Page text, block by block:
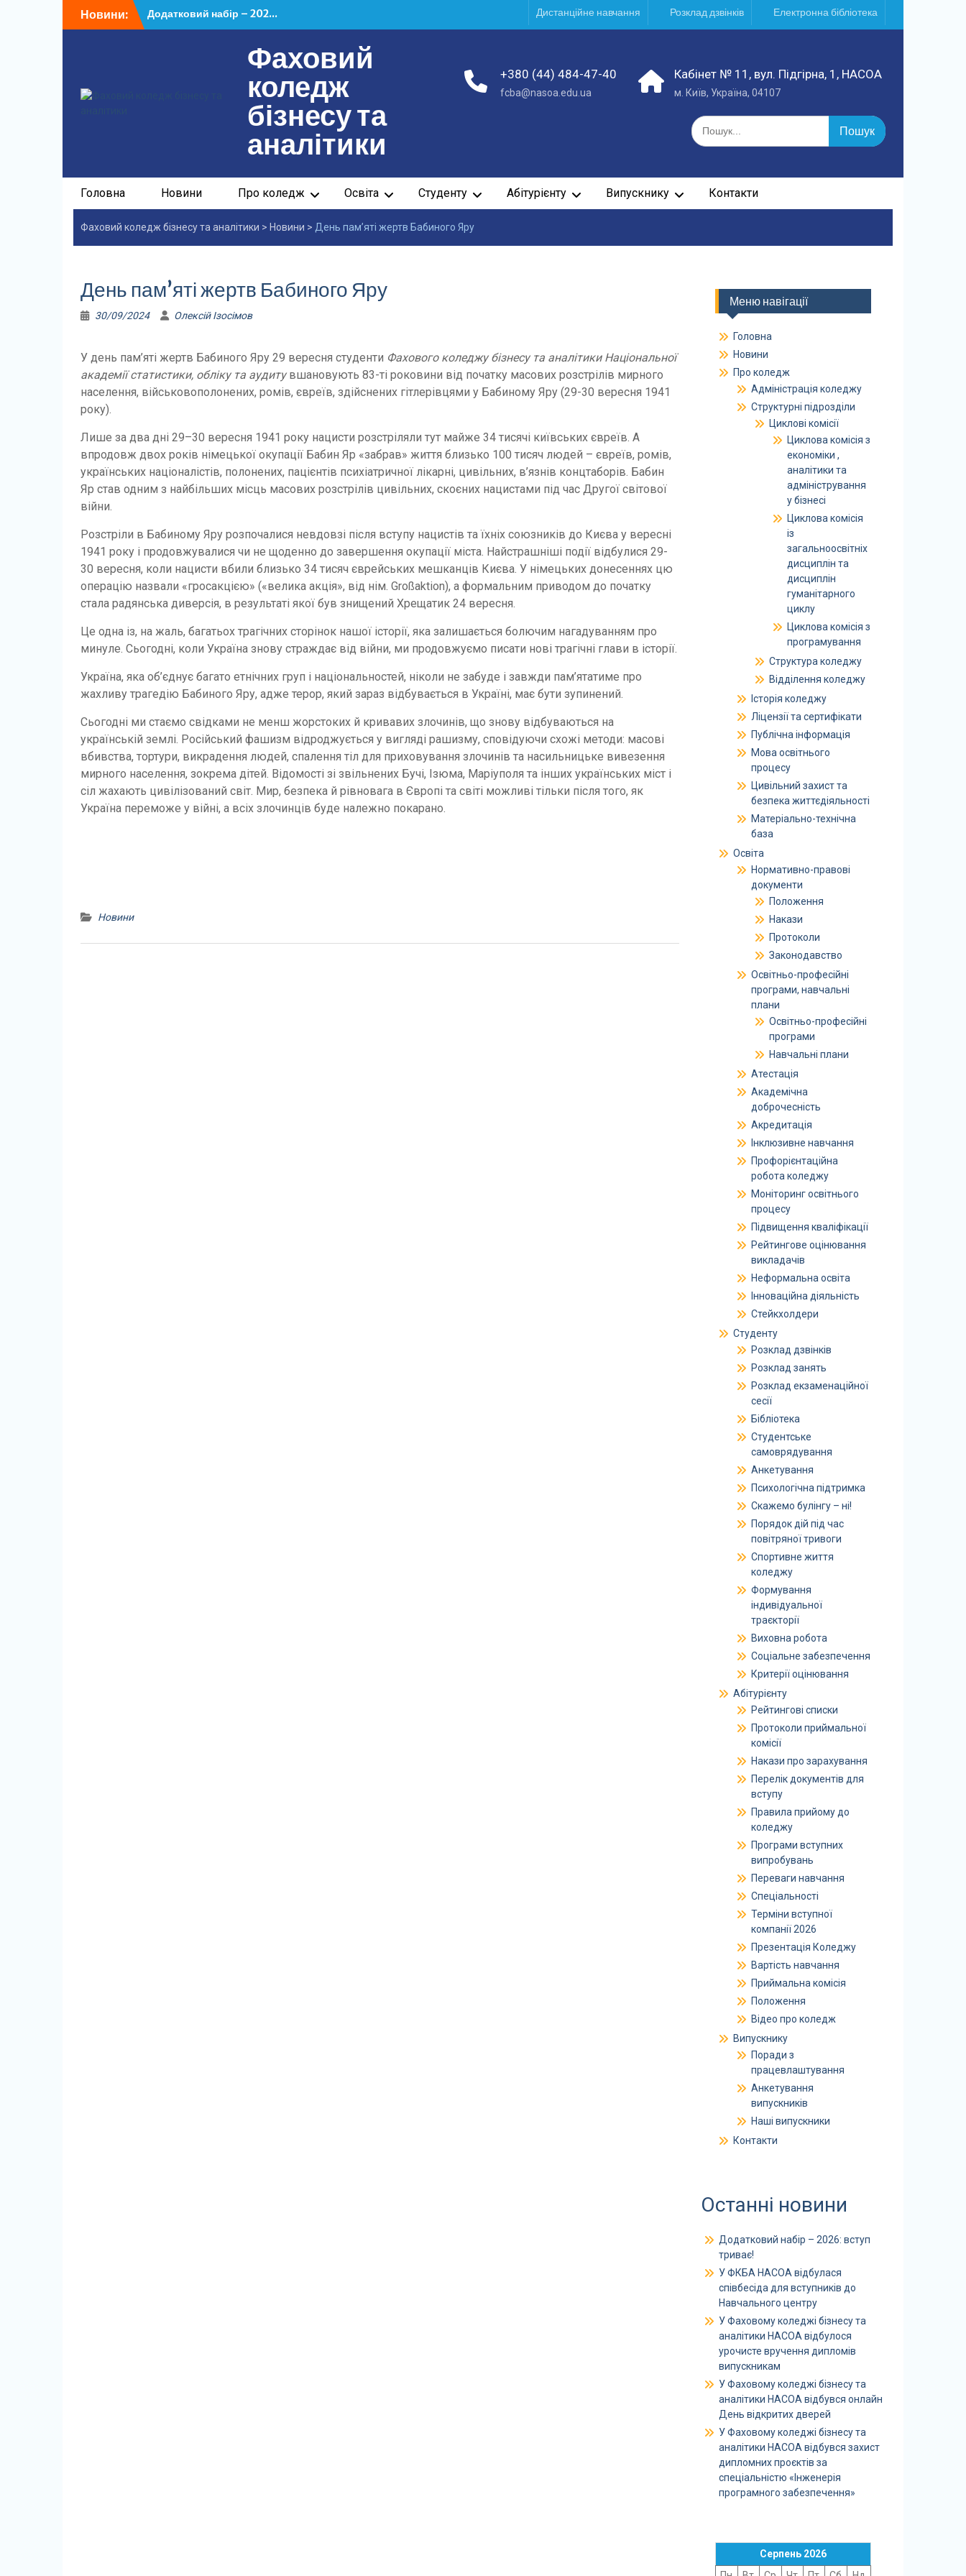
доНовини:
Додатковий набір – 202...
У ФКБА НАСОА відбулася...
Дистанційне навчання Розклад дзвінків Електронна бібліотека
Фаховий
коледж
бізнесу та
аналітики
+380 (44) 484-47-40
fcba@nasoa.edu.ua
Кабінет № 11, вул. Підгірна, 1, НАСОА
м. Київ, Україна, 04107
Шукати:
Головна Новини Про коледж Освіта Студенту Абітурієнту Випускнику Контакти
Фаховий коледж бізнесу та аналітики > Новини > День пам’яті жертв Бабиного Яру
День пам’яті жертв Бабиного Яру
30/09/2024 Олексій Ізосімов
У день пам’яті жертв Бабиного Яру 29 вересня студенти Фахового коледжу бізнесу та аналітики Національної
академії статистики, обліку та аудитувшановують 83-ті роковини від початку масових розстрілів мирного
населення, військовополонених, ромів, євреїв, здійснених гітлерівцями у Бабиному Яру (29-30 вересня 1941
року).
Лише за два дні 29–30 вересня 1941 року нацисти розстріляли тут майже 34 тисячі київських євреїв. А
впродовж двох років німецької окупації Бабин Яр «забрав» життя близько 100 тисяч людей – євреїв, ромів,
українських націоналістів, полонених, пацієнтів психіатричної лікарні, цивільних, в’язнів концтаборів. Бабин
Яр став одним з найбільших місць масових розстрілів цивільних, скоєних нацистами під час Другої світової
війни.
Розстріли в Бабиному Яру розпочалися невдовзі після вступу нацистів та їхніх союзників до Києва у вересні
1941 року і продовжувалися чи не щоденно до завершення окупації міста. Найстрашніші події відбулися 29-
30 вересня, коли нацисти вбили близько 34 тисяч єврейських мешканців Києва. У німецьких донесеннях цю
операцію назвали «гросакцією» («велика акція», від нім. Großaktion), а формальним приводом до початку
стала радянська диверсія, в результаті якої був знищений Хрещатик 24 вересня.
Це одна із, на жаль, багатьох трагічних сторінок нашої історії, яка залишається болючим нагадуванням про
минуле. Сьогодні, коли Україна знову страждає від війни, ми продовжуємо писати нові трагічні глави в історії.
Україна, яка об’єднує багато етнічних груп і національностей, ніколи не забуде і завжди пам’ятатиме про
жахливу трагедію Бабиного Яру, адже терор, який зараз відбувається в Україні, має бути зупинений.
Сьогодні ми стаємо свідками не менш жорстоких й кривавих злочинів, що знову відбуваються на
українській землі. Російський фашизм відроджується у вигляді рашизму, сповідуючи схожі методи: масові
вбивства, тортури, викрадення людей, спалення тіл для приховування злочинів та насильницьке вивезення
мирного населення, зокрема дітей. Відомості зі звільнених Бучі, Ізюма, Маріуполя та інших українських міст і
сіл жахають цивілізований світ. Мир, безпека й рівновага в Європі та світі можливі тільки після того, як
Україна переможе у війні, а всіх злочинців буде належно покарано.
Новини
Меню навігації
Головна
Новини
Про коледж
Адміністрація коледжу
Структурні підрозділи
Циклові комісії
Циклова комісія з
економіки ,
аналітики та
адміністрування
у бізнесі
Циклова комісія
із
загальноосвітніх
дисциплін та
дисциплін
гуманітарного
циклу
Циклова комісія з
програмування
Структура коледжу
Відділення коледжу
Історія коледжу
Ліцензії та сертифікати
Публічна інформація
Мова освітнього
процесу
Цивільний захист та
безпека життєдіяльності
Матеріально-технічна
база
Освіта
Нормативно-правові
документи
Положення
Накази
Протоколи
Законодавство
Освітньо-професійні
програми, навчальні
плани
Освітньо-професійні
програми
Навчальні плани
Атестація
Академічна
доброчесність
Акредитація
Інклюзивне навчання
Профорієнтаційна
робота коледжу
Моніторинг освітнього
процесу
Підвищення кваліфікації
Рейтингове оцінювання
викладачів
Неформальна освіта
Інноваційна діяльність
Стейкхолдери
Студенту
Розклад дзвінків
Розклад занять
Розклад екзаменаційної
сесії
Бібліотека
Студентське
самоврядування
Анкетування
Психологічна підтримка
Скажемо булінгу – ні!
Порядок дій під час
повітряної тривоги
Спортивне життя
коледжу
Формування
індивідуальної
траєкторії
Виховна робота
Соціальне забезпечення
Критерії оцінювання
Абітурієнту
Рейтингові списки
Протоколи приймальної
комісії
Накази про зарахування
Перелік документів для
вступу
Правила прийому до
коледжу
Програми вступних
випробувань
Переваги навчання
Спеціальності
Терміни вступної
компанії 2026
Презентація Коледжу
Вартість навчання
Приймальна комісія
Положення
Відео про коледж
Випускнику
Поради з
працевлаштування
Анкетування
випускників
Наші випускники
Контакти
Останні новини
Додатковий набір – 2026: вступ
триває!
У ФКБА НАСОА відбулася
співбесіда для вступників до
Навчального центру
У Фаховому коледжі бізнесу та
аналітики НАСОА відбулося
урочисте вручення дипломів
випускникам
У Фаховому коледжі бізнесу та
аналітики НАСОА відбувся онлайн
День відкритих дверей
У Фаховому коледжі бізнесу та
аналітики НАСОА відбувся захист
дипломних проєктів за
спеціальністю «Інженерія
програмного забезпечення»
Серпень 2026